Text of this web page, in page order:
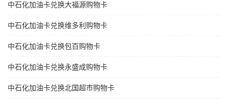
中石化加油卡兑换大福源购物卡
中石化加油卡兑换维多利购物卡
中石化加油卡兑换包百购物卡
中石化加油卡兑换永盛成购物卡
中石化加油卡兑换北国超市购物卡